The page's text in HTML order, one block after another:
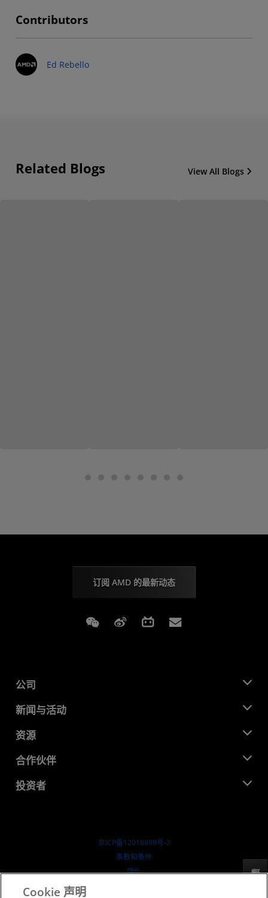
Contributors
Ed Rebello
Related Blogs View All Blogs
反馈
订阅 AMD 的最新动态
Weixin Weibo Bilibili
公司
关于 AMD
企业责任
就业机会
联系我们
新闻与活动
新闻中心
媒体库
资源
开发中心
成功案例
合作伙伴
AMD 合作伙伴中心
投资者
京ICP备12018899号-2
​条款和条件
隐私
Cookie 声明